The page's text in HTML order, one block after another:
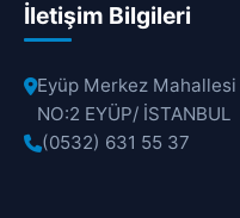
İletişim Bilgileri
Eyüp Merkez Mahallesi
NO:2 EYÜP/ İSTANBUL
(0532) 631 55 37